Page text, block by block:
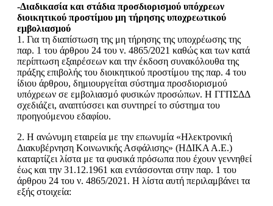
-Διαδικασία και στάδια προσδιορισμού υπόχρεων
διοικητικού προστίμου μη τήρησης υποχρεωτικού
εμβολιασμού
1. Για τη διαπίστωση της μη τήρησης της υποχρέωσης της
παρ. 1 του άρθρου 24 του ν. 4865/2021 καθώς και των κατά
περίπτωση εξαιρέσεων και την έκδοση συνακόλουθα της
πράξης επιβολής του διοικητικού προστίμου της παρ. 4 του
ίδιου άρθρου, δημιουργείται σύστημα προσδιορισμού
υπόχρεων σε εμβολιασμό φυσικών προσώπων. Η ΓΓΠΣΔΔ
σχεδιάζει, αναπτύσσει και συντηρεί το σύστημα του
προηγούμενου εδαφίου.
2. Η ανώνυμη εταιρεία με την επωνυμία «Ηλεκτρονική
Διακυβέρνηση Κοινωνικής Ασφάλισης» (ΗΔΙΚΑ Α.Ε.)
καταρτίζει λίστα με τα φυσικά πρόσωπα που έχουν γεννηθεί
έως και την 31.12.1961 και εντάσσονται στην παρ. 1 του
άρθρου 24 του ν. 4865/2021. Η λίστα αυτή περιλαμβάνει τα
εξής στοιχεία: